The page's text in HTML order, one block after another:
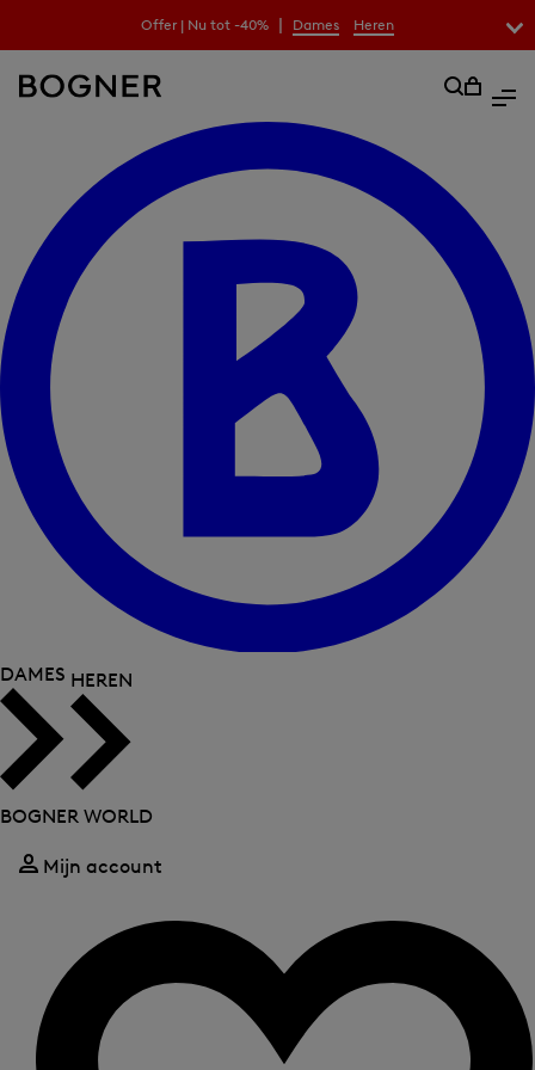
Offer | Nu tot -40% | Dames Heren
DAMES HEREN
BOGNER WORLD
Mijn account